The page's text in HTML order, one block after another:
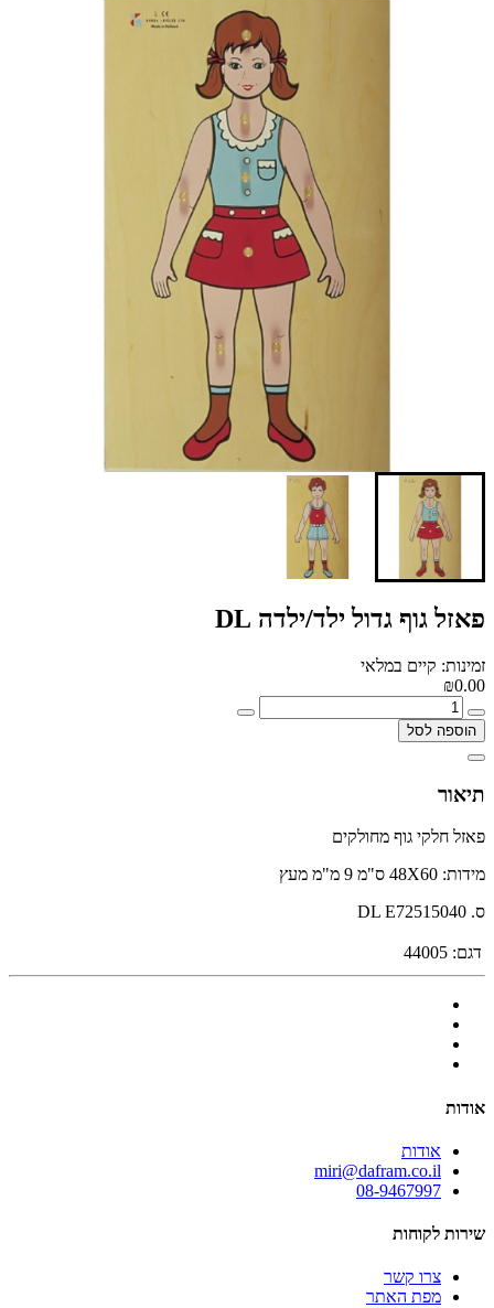
פאזל גוף גדול ילד/ילדה DL
זמינות: קיים במלאי
₪0.00
הוספה לסל
תיאור
פאזל חלקי גוף מחולקים
מידות: 48X60 ס"מ 9 מ"מ מעץ
ס. DL E72515040
דגם: 44005
אודות
אודות
miri@dafram.co.il
08-9467997
שירות לקוחות
צרו קשר
מפת האתר